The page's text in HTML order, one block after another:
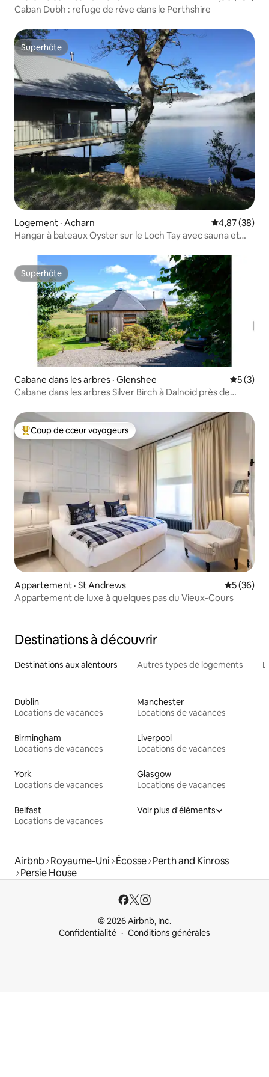
Caban Dubh : refuge de rêve dans le Perthshire
Superhôte
Superhôte
Logement · Acharn Note
4,87 (38)
Hangar à bateaux Oyster sur le Loch Tay avec sauna et
Superhôte
Superhôte
Cabane dans les arbres · Glenshee Note
5 (3)
Cabane dans les arbres Silver Birch à Dalnoid près de
Coup de cœur voyageurs parmi les plus aimés
Coup de cœur voyageurs
Appartement · St Andrews Note
5 (36)
Appartement de luxe à quelques pas du Vieux-Cours
Destinations à découvrir
Destinations aux alentours Autres types de logements
Dublin
Locations de vacances
Manchester
Locations de vacances
Birmingham
Locations de vacances
Liverpool
Locations de vacances
York
Locations de vacances
Glasgow
Locations de vacances
Belfast
Locations de vacances
Voir plus d'éléments
Airbnb Royaume-Uni Écosse Perth and Kinross
Persie House
© 2026 Airbnb, Inc.
Confidentialité
Conditions générales